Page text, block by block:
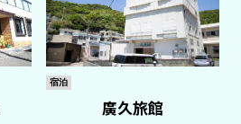
宿泊
廣久旅館